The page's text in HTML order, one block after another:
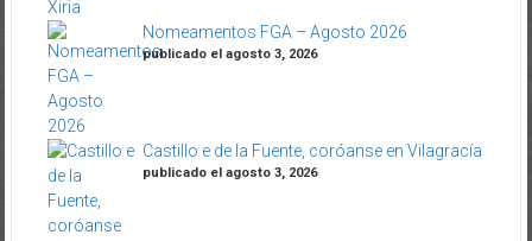
Nomeamentos FGA – Agosto 2026
publicado el agosto 3, 2026
Castillo e de la Fuente, coróanse en Vilagracía
publicado el agosto 3, 2026